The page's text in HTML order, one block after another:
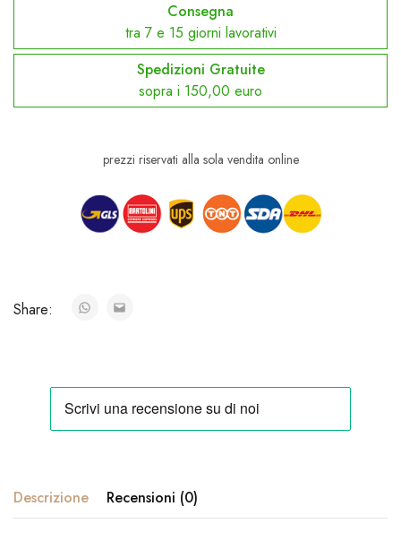
Consegna
tra 7 e 15 giorni lavorativi
Spedizioni Gratuite
sopra i 150,00 euro
prezzi riservati alla sola vendita online
Share:
Descrizione Recensioni (0)